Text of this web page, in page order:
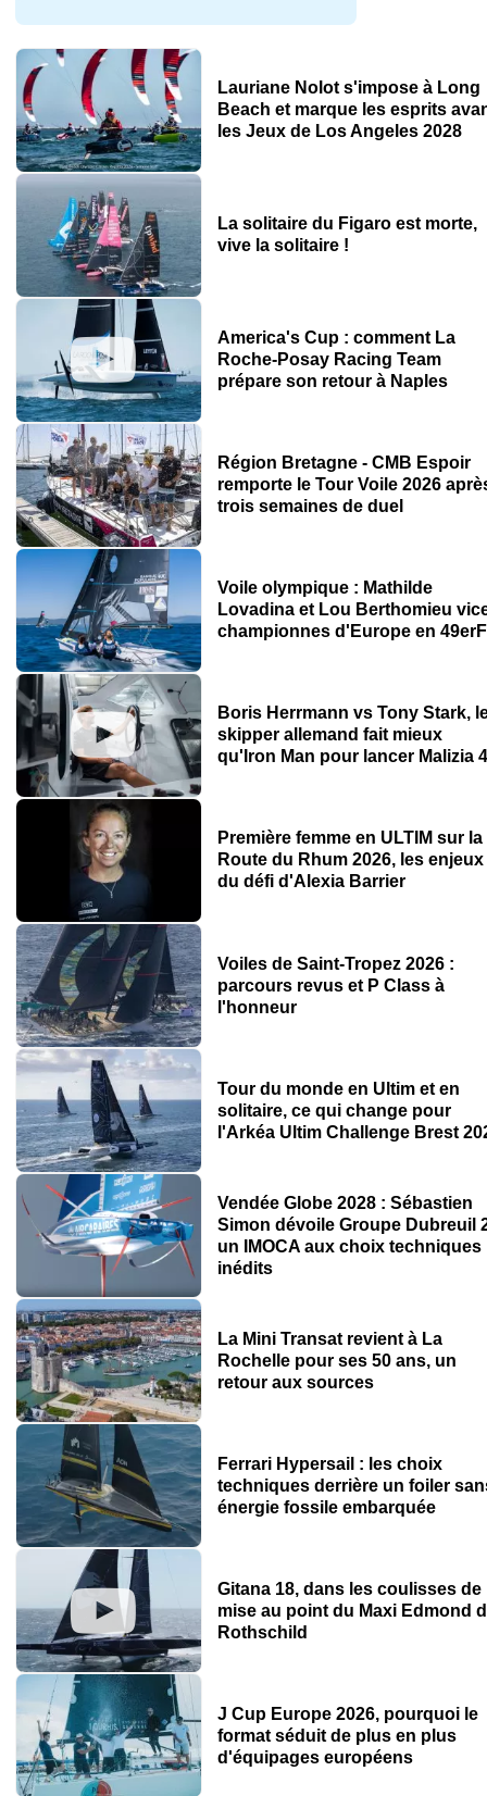
Lauriane Nolot s'impose à Long
Beach et marque les esprits
les Jeux de Los Angeles 2028
La solitaire du Figaro est morte,
vive la solitaire !
America's Cup : comment La
Roche-Posay Racing Team
prépare son retour à Naples
Région Bretagne - CMB Espoir
remporte le Tour Voile 2026
trois semaines de duel
Voile olympique : Mathilde
Lovadina et Lou Berthomieu
championnes d'Europe en
Boris Herrmann vs Tony Stark,
skipper allemand fait mieux
qu'Iron Man pour lancer Malizia 4
Première femme en ULTIM sur la
Route du Rhum 2026, les enjeux
du défi d'Alexia Barrier
Voiles de Saint-Tropez 2026 :
parcours revus et P Class à
l'honneur
Tour du monde en Ultim et en
solitaire, ce qui change pour
l'Arkéa Ultim Challenge Brest
Vendée Globe 2028 : Sébastien
Simon dévoile Groupe Dubreuil
un IMOCA aux choix techniques
inédits
La Mini Transat revient à La
Rochelle pour ses 50 ans, un
retour aux sources
Ferrari Hypersail : les choix
techniques derrière un foiler
énergie fossile embarquée
Gitana 18, dans les coulisses de
mise au point du Maxi Edmond
Rothschild
J Cup Europe 2026, pourquoi le
format séduit de plus en plus
d'équipages européens